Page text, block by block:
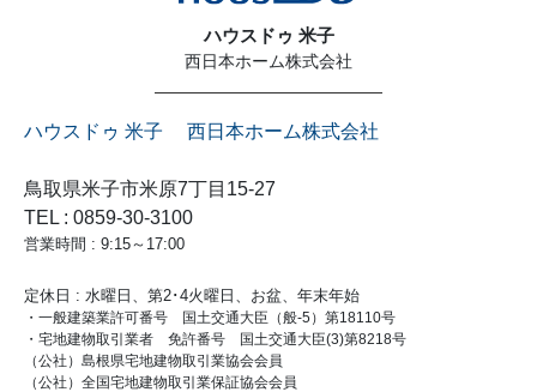
ハウスドゥ 米子
西日本ホーム株式会社
ハウスドゥ 米子 西日本ホーム株式会社
鳥取県米子市米原7丁目15-27
TEL : 0859-30-3100
営業時間 : 9:15～17:00
定休日 : 水曜日、第2･4火曜日、お盆、年末年始
・一般建築業許可番号 国土交通大臣（般-5）第18110号
・宅地建物取引業者 免許番号 国土交通大臣(3)第8218号
（公社）島根県宅地建物取引業協会会員
（公社）全国宅地建物取引業保証協会会員